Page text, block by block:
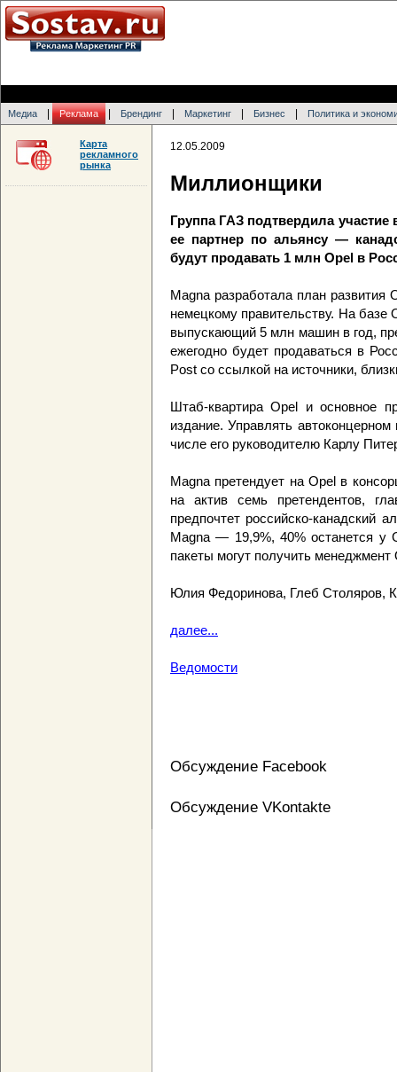
Медиа Реклама Брендинг Маркетинг Бизнес Политика и
12.05.2009
Миллионщики
Группа ГАЗ подтвердила
ее партнер по альянсу —
будут продавать 1 млн Opel в
Magna разработала план развития
немецкому правительству. На базе
выпускающий 5 млн машин в год,
ежегодно будет продаваться в
Post со ссылкой на источники,
Штаб-квартира Opel и основное
издание. Управлять
числе его руководителю Карлу
Magna претендует на Opel в
на актив семь претендентов,
предпочтет российско-канадский
Magna — 19,9%, 40% останется у
пакеты могут получить
Юлия Федоринова, Глеб Столяров,
далее...
Ведомости
Обсуждение Facebook
Обсуждение VKontakte
Карта
рекламного
рынка